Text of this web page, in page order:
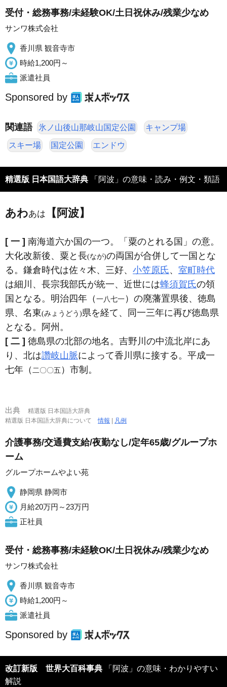
受付・総務事務/未経験OK/土日祝休み/残業少なめ
サンワ株式会社
香川県 観音寺市
時給1,200円～
派遣社員
Sponsored by
関連語 氷ノ山後山那岐山国定公園 キャンプ場
スキー場 国定公園 エンドウ
精選版 日本国語大辞典 「阿波」の意味・読み・例文・類語
あわあは 【阿波】
[ 一 ] 南海道六か国の一つ。「粟のとれる国」の意。
大化改新後、粟と長(なが)の両国が合併して一国とな
る。鎌倉時代は佐々木、三好、 小笠原氏、 室町時代
は細川、長宗我部氏が統一、近世には蜂須賀氏の領
国となる。明治四年（一八七一）の廃藩置県後、徳島
県、名東(みょうどう)県を経て、同一三年に再び徳島県
となる。阿州。
[ 二 ] 徳島県の北部の地名。吉野川の中流北岸にあ
り、北は讚岐山脈によって香川県に接する。平成一
七年（ 二〇〇五 ）市制。
出典
精選版 日本国語大辞典
精選版 日本国語大辞典について情報 | 凡例
介護事務/交通費支給/夜勤なし/定年65歳/グループホ
ーム
グループホームやよい苑
静岡県 静岡市
月給20万円～23万円
正社員
受付・総務事務/未経験OK/土日祝休み/残業少なめ
サンワ株式会社
香川県 観音寺市
時給1,200円～
派遣社員
Sponsored by
改訂新版 世界大百科事典
解説